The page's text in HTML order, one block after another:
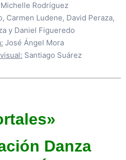
Michelle Rodríguez
Carmen Ludene, David Peraza,
y Daniel Figueredo
José Ángel Mora
Santiago Suárez
Danza